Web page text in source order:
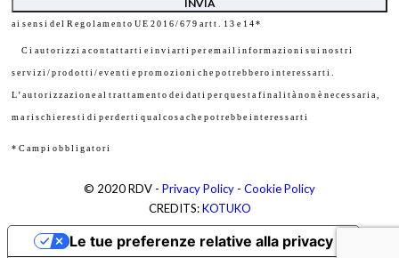
ai sensi del Regolamento UE 2016/679 artt. 13 e 14*
Ci autorizzi a contattarti e inviarti per email informazioni sui nostri
servizi/prodotti/eventi e promozioni che potrebbero interessarti.
L’autorizzazione al trattamento dei dati per questa finalità non è necessaria,
ma rischieresti di perderti qualcosa che potrebbe interessarti
* Campi obbligatori
© 2020 RDV - Privacy Policy - Cookie Policy
CREDITS:KOTUKO
Le tue preferenze relative alla privacy